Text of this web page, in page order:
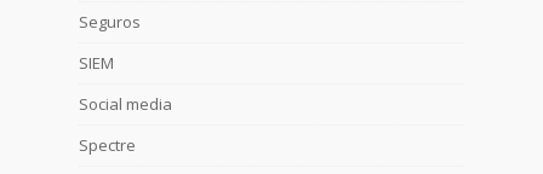
Seguros
SIEM
Social media
Spectre